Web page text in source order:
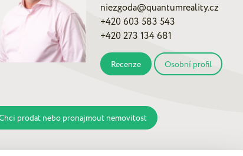
niezgoda@quantumreality.cz
+420 603 583 543
+420 273 134 681
Recenze Osobní profil
prodat nebo pronajmout nemovitost